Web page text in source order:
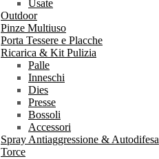
Usate
Outdoor
Pinze Multiuso
Porta Tessere e Placche
Ricarica & Kit Pulizia
Palle
Inneschi
Dies
Presse
Bossoli
Accessori
Spray Antiaggressione & Autodifesa
Torce